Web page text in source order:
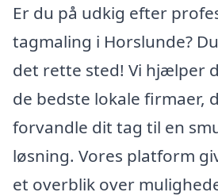
Er du på udkig efter
tagmaling i Horslunde?
det rette sted! Vi hjælper
de bedste lokale firmaer,
forvandle dit tag til en
løsning. Vores platform
et overblik over